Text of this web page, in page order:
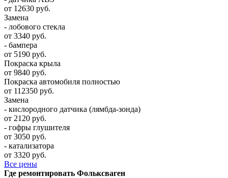
от 12630 руб.
Замена
- лобового стекла
от 3340 руб.
- бампера
от 5190 руб.
Покраска крыла
от 9840 руб.
Покраска автомобиля полностью
от 112350 руб.
Замена
- кислородного датчика (лямбда-зонда)
от 2120 руб.
- гофры глушителя
от 3050 руб.
- катализатора
от 3320 руб.
Все цены
Где ремонтировать Фолькcваген